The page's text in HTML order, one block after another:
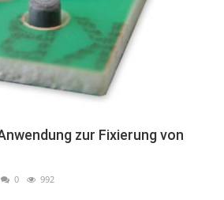
zur Fixierung von
0 992